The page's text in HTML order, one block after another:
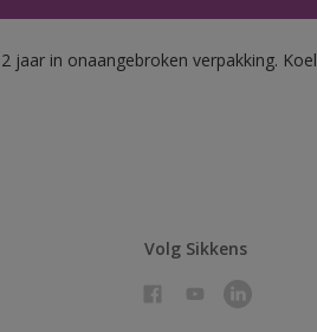
2 jaar in onaangebroken verpakking.
Volg Sikkens